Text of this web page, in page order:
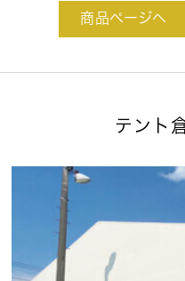
商品ページへ
テント